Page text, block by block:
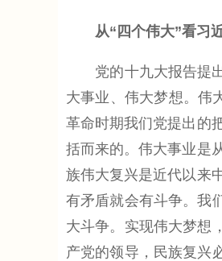
从“四个伟大”看习
党的十九大报告提出“
大事业、伟大梦想。伟
革命时期我们党提出的
括而来的。伟大事业是
族伟大复兴是近代以来
有矛盾就会有斗争。我
大斗争。实现伟大梦想
产党的领导，民族复兴